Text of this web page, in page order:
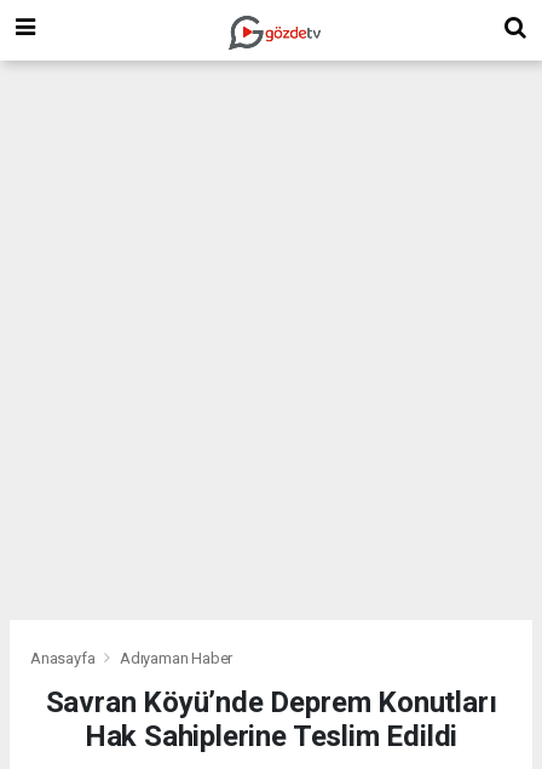
Anasayfa Adıyaman Haber
Savran Köyü’nde Deprem Konutları
Hak Sahiplerine Teslim Edildi